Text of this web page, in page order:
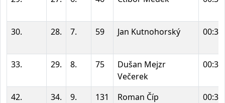
30. 28. 7. 59 Jan Kutnohorský
33. 29. 8. 75
Dušan Mejzr
Večerek
42. 34. 9. 131 Roman Číp